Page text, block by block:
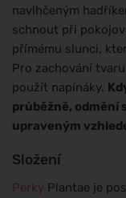
navlhčeným
schnout při
přímému slunci,
Pro zachování
použít napínáky.
průběžně, odmění
upraveným
Složení
Perky Plantae je